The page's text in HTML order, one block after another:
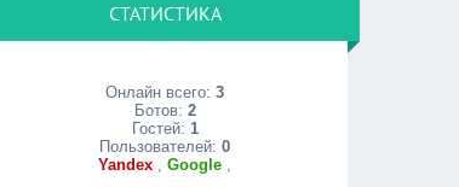
СТАТИСТИКА
Онлайн всего:3
Ботов: 2
Гостей: 1
Пользователей:0
Yandex ,Google ,